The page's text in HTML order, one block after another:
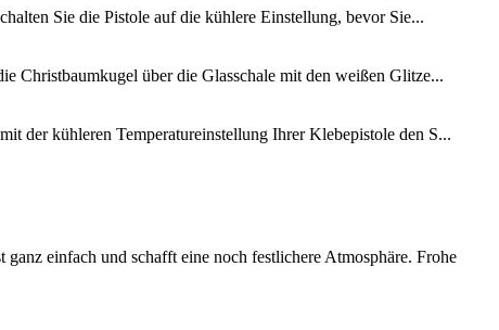
Sie die Pistole auf die kühlere Einstellung, bevor Sie...
Christbaumkugel über die Glasschale mit den weißen Glitze...
der kühleren Temperatureinstellung Ihrer Klebepistole den S...
einfach und schafft eine noch festlichere Atmosphäre. Frohe